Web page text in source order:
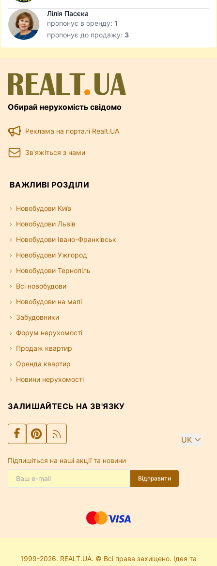
Лілія Пасєка
пропонує в оренду: 1
пропонує до продажу: 3
Обирай нерухомість свідомо
Реклама на порталі Realt.UA
Зв'яжіться з нами
ВАЖЛИВІ РОЗДІЛИ
Новобудови Київ
Новобудови Львів
Новобудови Івано-Франківськ
Новобудови Ужгород
Новобудови Тернопіль
Всі новобудови
Новобудови на мапі
Забудовники
Форум нерухомості
Продаж квартир
Оренда квартир
Новини нерухомості
ЗАЛИШАЙТЕСЬ НА ЗВ'ЯЗКУ
UK
Підпишіться на наші акції та новини
Відправити
1999-2026. REALT.UA. © Всі права захищено. Ідея та